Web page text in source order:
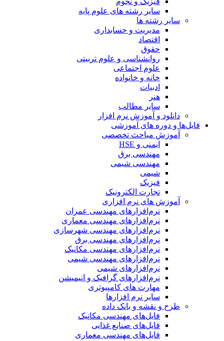
سایر رشته های علوم پایه
سایر رشته ها
مدیریت و حسابداری
اقتصاد
حقوق
روانشناسی و علوم تربیتی
علوم اجتماعی
خانه و خانواده
ادبیات
هنر
سایر مطالب
دانلود و آموزش نرم افزار
فایل‌ها و دوره های آموزشی
آموزش مباحث تخصصی
ایمنی و HSE
مهندسی برق
مهندسی شیمی
شیمی
فیزیک
تجارت الکترونیک
آموزش های نرم افزاری
نرم‌افزارهای مهندسی عمران
نرم‌افزارهای مهندسی معماری
نرم‌افزارهای مهندسی شهرسازی
نرم‌افزارهای مهندسی برق
نرم‌افزارهای مهندسی مکانیک
نرم‌افزارهای مهندسی شیمی
نرم‌افزارهای شیمی
نرم‌افزارهای گرافیک و انیمیشن
مهارت های کامپیوتری
سایر نرم افزارها
طرح و نقشه و بانک داده
فایل‌های مهندسی مکانیک
فایل‌های صنایع غذایی
فایل‌های مهندسی معماری